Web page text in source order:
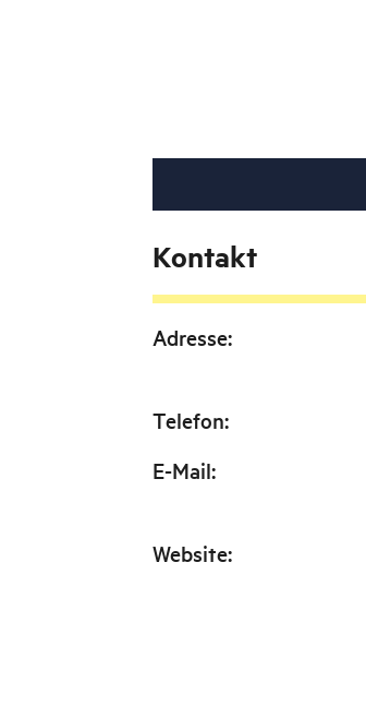
Kontakt
Adresse:
Telefon:
E-Mail:
Website: